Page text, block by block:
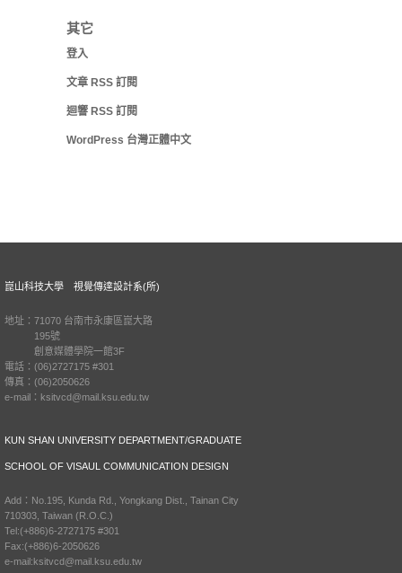
其它
登入
文章 RSS 訂閱
迴響 RSS 訂閱
WordPress 台灣正體中文
崑山科技大學 視覺傳達設計系(所)
地址：71070 台南市永康區崑大路
195號
創意媒體學院一館3F
電話：(06)2727175 #301
傳真：(06)2050626
e-mail：ksitvcd@mail.ksu.edu.tw
KUN SHAN UNIVERSITY DEPARTMENT/GRADUATE
SCHOOL OF VISAUL COMMUNICATION DESIGN
Add：No.195, Kunda Rd., Yongkang Dist., Tainan City
710303, Taiwan (R.O.C.)
Tel:(+886)6-2727175 #301
Fax:(+886)6-2050626
e-mail:ksitvcd@mail.ksu.edu.tw